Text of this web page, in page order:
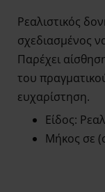
Ρεαλιστικός
σχεδιασμένος
Παρέχει
του
ευχαρίστηση.
Είδος:
Μήκος σε